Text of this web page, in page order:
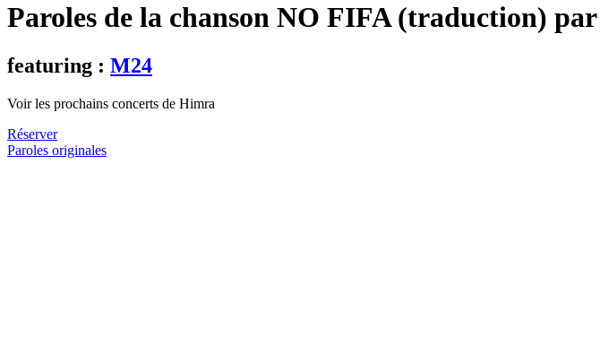
Paroles de la chanson NO FIFA (traduction) par
featuring : M24
Voir les prochains concerts de Himra
Réserver
Paroles originales